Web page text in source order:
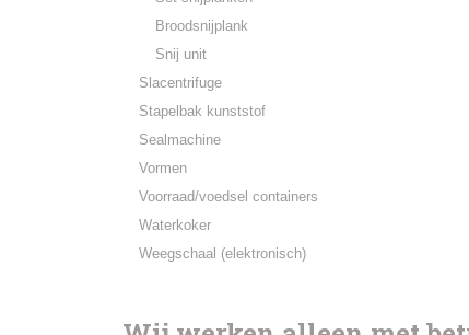
Broodsnijplank
Snij unit
Slacentrifuge
Stapelbak kunststof
Sealmachine
Vormen
Voorraad/voedsel containers
Waterkoker
Weegschaal (elektronisch)